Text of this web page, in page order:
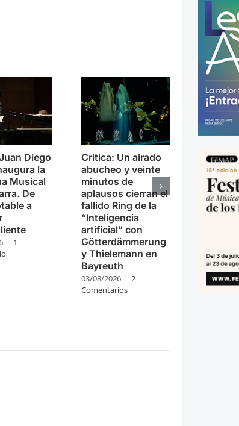
Diego
la
Musical
De
a
| 1
Critica: Un airado
abucheo y veinte
minutos de
aplausos cierran el
fallido Ring de la
“Inteligencia
artificial” con
Götterdämmerung
y Thielemann en
Bayreuth
03/08/2026 | 2
Comentarios